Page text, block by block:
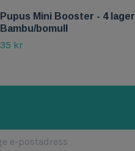
Pupus Mini Booster - 4 lager
Bambu/bomull
35 kr